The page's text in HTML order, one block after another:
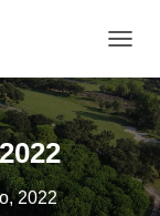
2022